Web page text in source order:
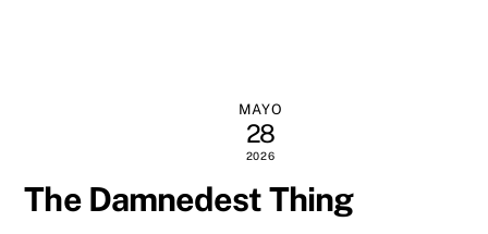
MAYO
28
2026
The Damnedest Thing